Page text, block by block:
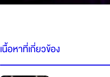
เนื้อหาที่เกี่ยวข้อง